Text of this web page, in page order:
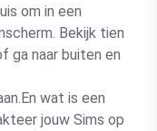
om in een
Bekijk tien
ga naar buiten en
wat is een
jouw Sims op